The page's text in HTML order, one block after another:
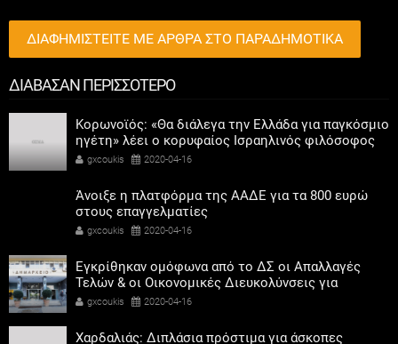
ΔΙΑΦΗΜΙΣΤΕΙΤΕ ΜΕ ΑΡΘΡΑ ΣΤΟ ΠΑΡΑΔΗΜΟΤΙΚΑ
ΔΙΑΒΑΣΑΝ ΠΕΡΙΣΣΟΤΕΡΟ
Κορωνοϊός: «Θα διάλεγα την Ελλάδα για παγκόσμιο
ηγέτη» λέει ο κορυφαίος Ισραηλινός φιλόσοφος
Χαράρι
gxcoukis 2020-04-16
Άνοιξε η πλατφόρμα της ΑΑΔΕ για τα 800 ευρώ
στους επαγγελματίες
gxcoukis 2020-04-16
Εγκρίθηκαν ομόφωνα από το ΔΣ οι Απαλλαγές
Τελών & οι Οικονομικές Διευκολύνσεις για
Δημότες & Επαγγελματίες
gxcoukis 2020-04-16
Χαρδαλιάς: Διπλάσια πρόστιμα για άσκοπες